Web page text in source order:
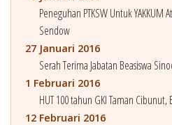
Peneguhan PTKSW Untuk YAKKUM
Sendow
27 Januari 2016
Serah Terima Jabatan Beasiswa
1 Februari 2016
HUT 100 tahun GKI Taman Cibunut,
12 Februari 2016